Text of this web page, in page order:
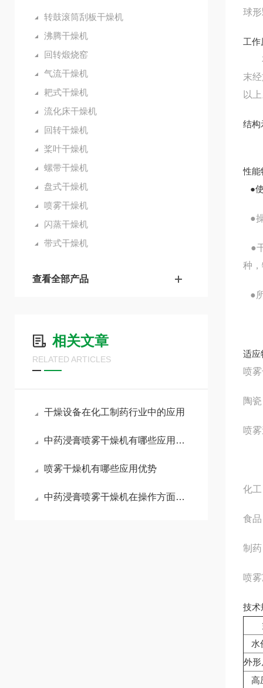
转鼓滚筒刮板干燥机
沸腾干燥机
回转煅烧窑
气流干燥机
耙式干燥机
流化床干燥机
回转干燥机
桨叶干燥机
螺带干燥机
盘式干燥机
喷雾干燥机
闪蒸干燥机
带式干燥机
查看全部产品
相关文章
RELATED ARTICLES
干燥设备在化工制药行业中的应用
中药浸膏喷雾干燥机有哪些应用限制
喷雾干燥机有哪些应用优势
中药浸膏喷雾干燥机在操作方面也是有技巧的
球
工作
本
末
以
结构
性能
●
●
●
种
●
适应
喷
陶
喷
化
食
制
喷
技术
水
外
高